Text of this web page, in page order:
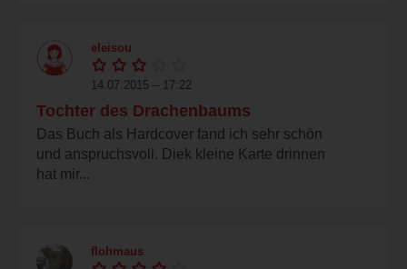
eleisou
14.07.2015 – 17:22
Tochter des Drachenbaums
Das Buch als Hardcover fand ich sehr schön
und anspruchsvoll. Diek kleine Karte drinnen
hat mir...
flohmaus